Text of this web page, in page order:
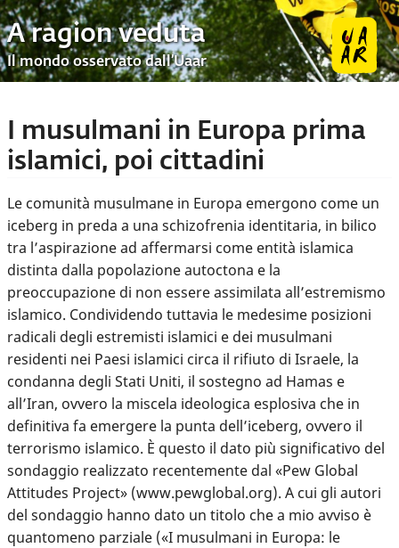
A ragion veduta
Il mondo osservato dall’Uaar
I musulmani in Europa prima
islamici, poi cittadini
Le comunità musulmane in Europa emergono come un
iceberg in preda a una schizofrenia identitaria, in bilico
tra l’aspirazione ad affermarsi come entità islamica
distinta dalla popolazione autoctona e la
preoccupazione di non essere assimilata all’estremismo
islamico. Condividendo tuttavia le medesime posizioni
radicali degli estremisti islamici e dei musulmani
residenti nei Paesi islamici circa il rifiuto di Israele, la
condanna degli Stati Uniti, il sostegno ad Hamas e
all’Iran, ovvero la miscela ideologica esplosiva che in
definitiva fa emergere la punta dell’iceberg, ovvero il
terrorismo islamico. È questo il dato più significativo del
sondaggio realizzato recentemente dal «Pew Global
Attitudes Project» (www.pewglobal.org). A cui gli autori
del sondaggio hanno dato un titolo che a mio avviso è
quantomeno parziale («I musulmani in Europa: le